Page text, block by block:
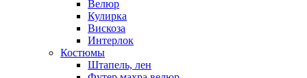
Велюр
Кулирка
Вискоза
Интерлок
Костюмы
Штапель, лен